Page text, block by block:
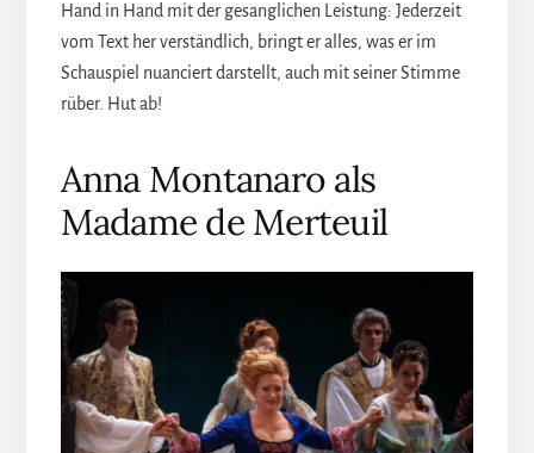
Hand in Hand mit der gesanglichen Leistung: Jederzeit
vom Text her verständlich, bringt er alles, was er im
Schauspiel nuanciert darstellt, auch mit seiner Stimme
rüber. Hut ab!
Anna Montanaro als
Madame de Merteuil